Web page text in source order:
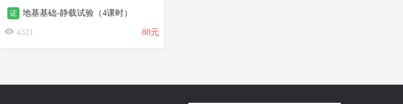
证 地基基础-静载试验（4课时）
4321 80元